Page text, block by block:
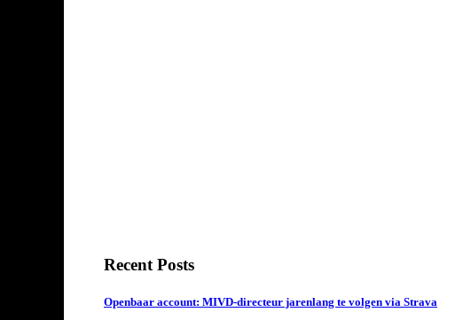
Recent Posts
Openbaar account: MIVD-directeur jarenlang te volgen via Strava